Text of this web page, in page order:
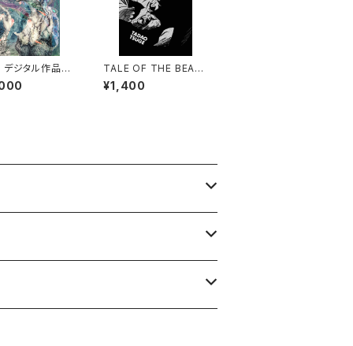
デジタル作品
品貞女（しなさ
ジークレー
TALE OF THE BEAS
T - Tadao Tsuge
¥1,400